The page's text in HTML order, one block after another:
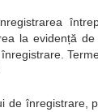
la evidență
de înregistrare,